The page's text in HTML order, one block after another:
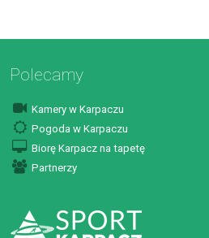
Polecamy
Kamery w Karpaczu
Pogoda w Karpaczu
Biorę Karpacz na tapetę
Partnerzy